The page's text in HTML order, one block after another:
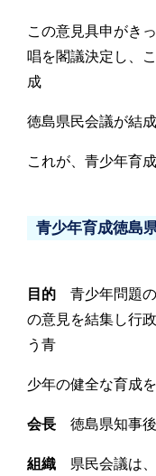
この意見具申がき
唱を閣議決定し、
成
徳島県民会議が結
これが、青少年育
青少年育成徳島
目的 青少年問題
の意見を結集し行
う青
少年の健全な育成
会長 徳島県知事
組織 県民会議は